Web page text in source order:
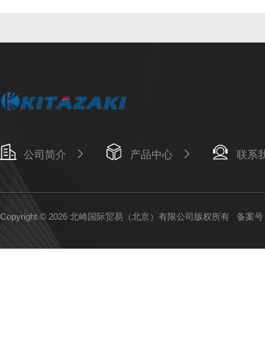
公司简介 产品中心 联系
Copyright © 2026 北崎国际贸易（北京）有限公司版权所有 备案号